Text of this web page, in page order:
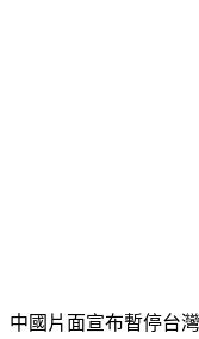
中國片面宣布暫停台